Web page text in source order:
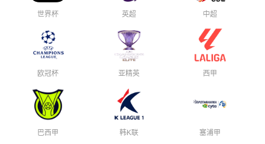
世界杯 英超 中超
欧冠杯 亚精英 西甲
巴西甲 韩K联 塞浦甲